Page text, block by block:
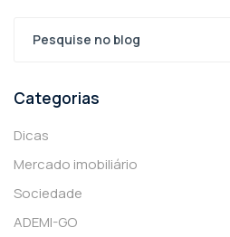
Categorias
Dicas
Mercado imobiliário
Sociedade
ADEMI-GO